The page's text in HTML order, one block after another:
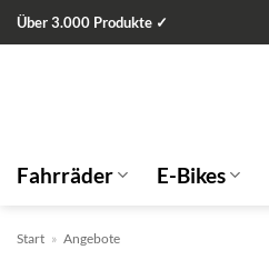
Zum
Inhalt
Über 3.000 Produkte ✓
Fahrräder E-Bikes
Start » Angebote